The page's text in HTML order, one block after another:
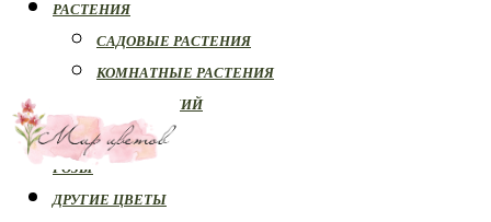
РАСТЕНИЯ
САДОВЫЕ РАСТЕНИЯ
КОМНАТНЫЕ РАСТЕНИЯ
БОЛЕЗНИ РАСТЕНИЙ
ОРХИДЕИ
РОЗЫ
ДРУГИЕ ЦВЕТЫ